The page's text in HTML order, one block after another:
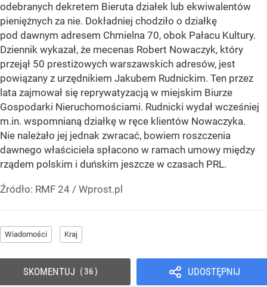
odebranych dekretem Bieruta działek lub ekwiwalentów
pieniężnych za nie. Dokładniej chodziło o działkę
pod dawnym adresem Chmielna 70, obok Pałacu Kultury.
Dziennik wykazał, że mecenas Robert Nowaczyk, który
przejął 50 prestiżowych warszawskich adresów, jest
powiązany z urzędnikiem Jakubem Rudnickim. Ten przez
lata zajmował się reprywatyzacją w miejskim Biurze
Gospodarki Nieruchomościami. Rudnicki wydał wcześniej
m.in. wspomnianą działkę w ręce klientów Nowaczyka.
Nie należało jej jednak zwracać, bowiem roszczenia
dawnego właściciela spłacono w ramach umowy między
rządem polskim i duńskim jeszcze w czasach PRL.
Źródło: RMF 24 / Wprost.pl
Wiadomości Kraj
UDOSTĘPNIJ
SKOMENTUJ 36